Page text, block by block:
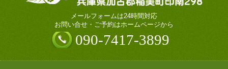
メールフォームは24時間対応
お問い合せ・ご予約はホームページから
090-7417-3899